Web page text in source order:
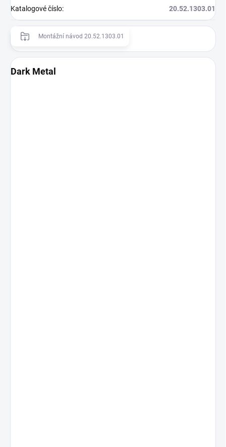
Katalogové číslo: 20.52.1303.01
Montážní návod 20.52.1303.01
Dark Metal